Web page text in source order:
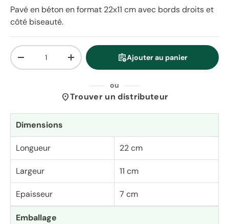
Pavé en béton en format 22x11 cm avec bords droits et
côté biseauté.
Qté
Diminuer la quantitéAugmenter la quantité
assignment_addAjouter au panier
ou
location_onTrouver un distributeur
Dimensions
Longueur 22 cm
Largeur 11 cm
Epaisseur 7 cm
Emballage